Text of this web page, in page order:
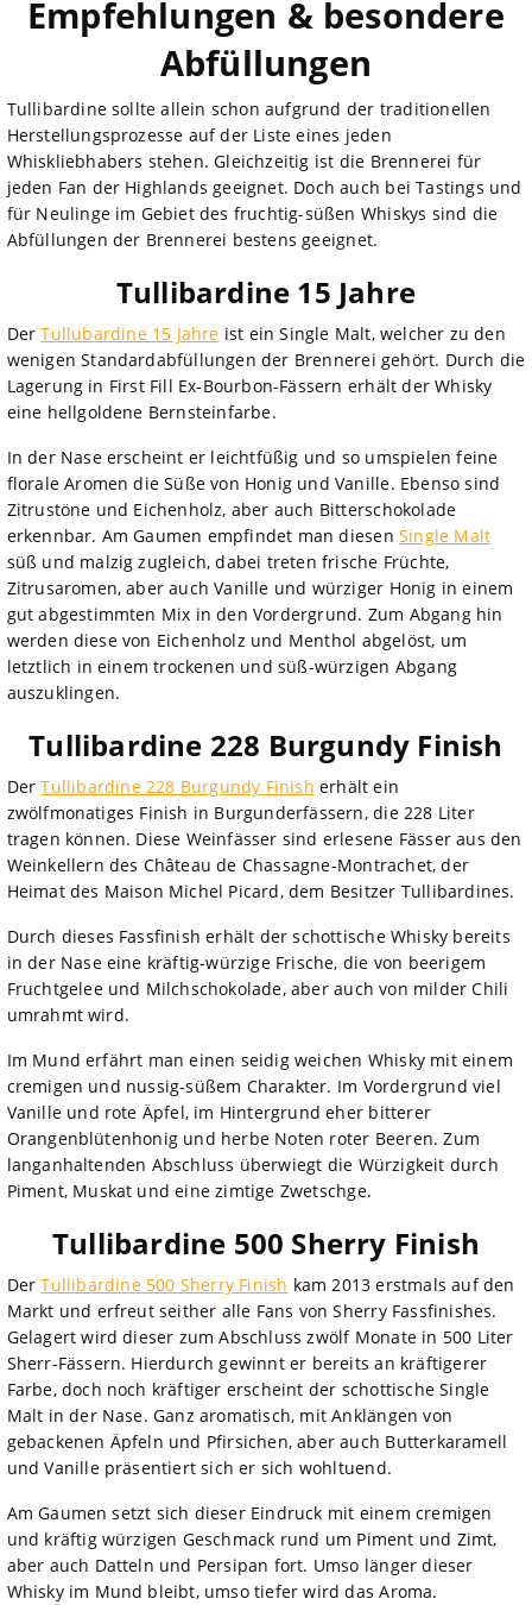
Empfehlungen & besondere
Abfüllungen
Tullibardine sollte allein schon aufgrund der traditionellen
Herstellungsprozesse auf der Liste eines jeden
Whiskliebhabers stehen. Gleichzeitig ist die Brennerei für
jeden Fan der Highlands geeignet. Doch auch bei Tastings und
für Neulinge im Gebiet des fruchtig-süßen Whiskys sind die
Abfüllungen der Brennerei bestens geeignet.
Tullibardine 15 Jahre
DerTullubardine 15 Jahre ist ein Single Malt, welcher zu den
wenigen Standardabfüllungen der Brennerei gehört. Durch die
Lagerung in First Fill Ex-Bourbon-Fässern erhält der Whisky
eine hellgoldene Bernsteinfarbe.
In der Nase erscheint er leichtfüßig und so umspielen feine
florale Aromen die Süße von Honig und Vanille. Ebenso sind
Zitrustöne und Eichenholz, aber auch Bitterschokolade
erkennbar. Am Gaumen empfindet man diesen Single Malt
süß und malzig zugleich, dabei treten frische Früchte,
Zitrusaromen, aber auch Vanille und würziger Honig in einem
gut abgestimmten Mix in den Vordergrund. Zum Abgang hin
werden diese von Eichenholz und Menthol abgelöst, um
letztlich in einem trockenen und süß-würzigen Abgang
auszuklingen.
Tullibardine 228 Burgundy Finish
DerTullibardine 228 Burgundy Finish erhält ein
zwölfmonatiges Finish in Burgunderfässern, die 228 Liter
tragen können. Diese Weinfässer sind erlesene Fässer aus den
Weinkellern des Château de Chassagne-Montrachet, der
Heimat des Maison Michel Picard, dem Besitzer Tullibardines.
Durch dieses Fassfinish erhält der schottische Whisky bereits
in der Nase eine kräftig-würzige Frische, die von beerigem
Fruchtgelee und Milchschokolade, aber auch von milder Chili
umrahmt wird.
Im Mund erfährt man einen seidig weichen Whisky mit einem
cremigen und nussig-süßem Charakter. Im Vordergrund viel
Vanille und rote Äpfel, im Hintergrund eher bitterer
Orangenblütenhonig und herbe Noten roter Beeren. Zum
langanhaltenden Abschluss überwiegt die Würzigkeit durch
Piment, Muskat und eine zimtige Zwetschge.
Tullibardine 500 Sherry Finish
DerTullibardine 500 Sherry Finish kam 2013 erstmals auf den
Markt und erfreut seither alle Fans von Sherry Fassfinishes.
Gelagert wird dieser zum Abschluss zwölf Monate in 500 Liter
Sherr-Fässern. Hierdurch gewinnt er bereits an kräftigerer
Farbe, doch noch kräftiger erscheint der schottische Single
Malt in der Nase. Ganz aromatisch, mit Anklängen von
gebackenen Äpfeln und Pfirsichen, aber auch Butterkaramell
und Vanille präsentiert sich er sich wohltuend.
Am Gaumen setzt sich dieser Eindruck mit einem cremigen
und kräftig würzigen Geschmack rund um Piment und Zimt,
aber auch Datteln und Persipan fort. Umso länger dieser
Whisky im Mund bleibt, umso tiefer wird das Aroma.